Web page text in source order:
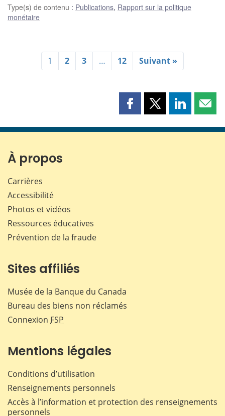
Type(s) de contenu : Publications, Rapport sur la politique
monétaire
1 2 3 … 12 Suivant »
Partager
page
Partager
page
Partager
page page
À propos
Carrières
Accessibilité
Photos et vidéos
Ressources éducatives
Prévention de la fraude
Sites affiliés
Musée de la Banque du Canada
Bureau des biens non réclamés
Connexion FSP
Mentions légales
Conditions d’utilisation
Renseignements personnels
Accès à l’information et protection des renseignements
personnels